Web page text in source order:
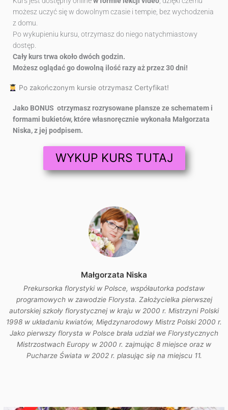
możesz uczyć się w dowolnym czasie i tempie, bez wychodzenia
z domu.
Po wykupieniu kursu, otrzymasz do niego natychmiastowy
dostęp.
Cały kurs trwa około dwóch godzin.
Możesz oglądać go dowolną ilość razy aż przez 30 dni!
Po zakończonym kursie otrzymasz Certyfikat!
Jako BONUS otrzymasz rozrysowane plansze ze schematem i
formami bukietów, które własnoręcznie wykonała Małgorzata
Niska, z jej podpisem.
WYKUP KURS TUTAJ
Małgorzata Niska
Prekursorka florystyki w Polsce, współautorka podstaw
programowych w zawodzie Florysta. Założycielka pierwszej
autorskiej szkoły florystycznej w kraju w 2000 r. Mistrzyni Polski
1998 w układaniu kwiatów, Międzynarodowy Mistrz Polski 2000 r.
Jako pierwszy florysta w Polsce brała udział we Florystycznych
Mistrzostwach Europy w 2000 r. zajmując 8 miejsce oraz w
Pucharze Świata w 2002 r. plasując się na miejscu 11.